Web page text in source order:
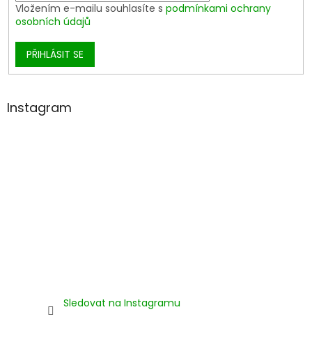
Vložením e-mailu souhlasíte s podmínkami ochrany
osobních údajů
PŘIHLÁSIT SE
Instagram
Sledovat na Instagramu